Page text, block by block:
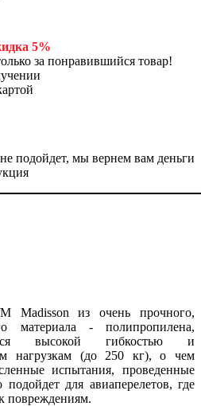
5%
за понравившийся товар!
подойдет, мы вернем вам деньги
Madisson из очень прочного,
материала - полипропилена,
высокой гибкостью и
нагрузкам (до 250 кг), о чем
испытания, проведенные
для авиаперелетов, где
повреждениям.